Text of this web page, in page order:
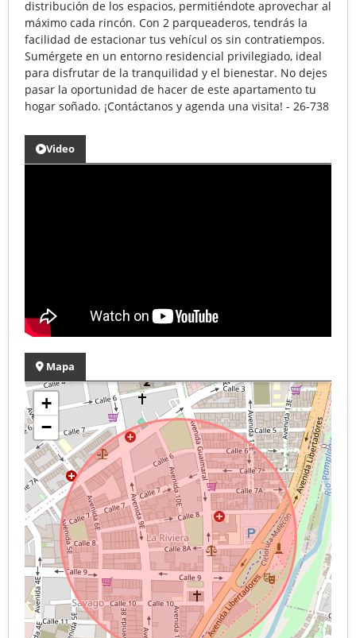
distribución de los espacios, permitiéndote aprovechar al
máximo cada rincón. Con 2 parqueaderos, tendrás la
facilidad de estacionar tus vehícul os sin contratiempos.
Sumérgete en un entorno residencial privilegiado, ideal
para disfrutar de la tranquilidad y el bienestar. No dejes
pasar la oportunidad de hacer de este apartamento tu
hogar soñado. ¡Contáctanos y agenda una visita! - 26-738
Video
Mapa
+
−